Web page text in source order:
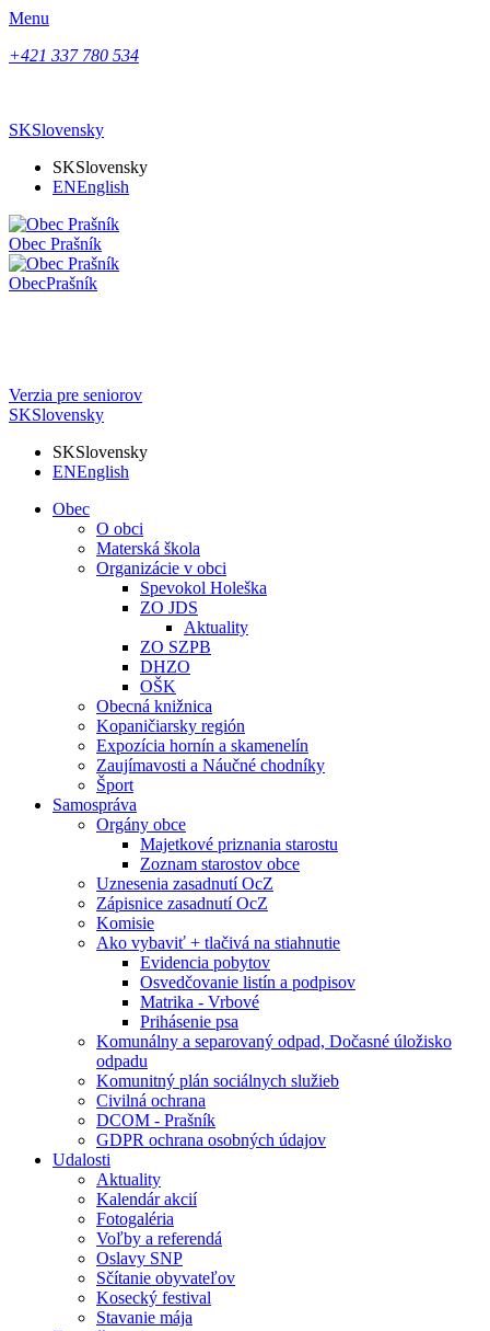
Menu
+421 337 780 534
SKSlovensky
SKSlovensky
ENEnglish
Obec Prašník
ObecPrašník
Verzia pre seniorov
SKSlovensky
SKSlovensky
ENEnglish
Obec
O obci
Materská škola
Organizácie v obci
Spevokol Holeška
ZO JDS
Aktuality
ZO SZPB
DHZO
OŠK
Obecná knižnica
Kopaničiarsky región
Expozícia hornín a skamenelín
Zaujímavosti a Náučné chodníky
Šport
Samospráva
Orgány obce
Majetkové priznania starostu
Zoznam starostov obce
Uznesenia zasadnutí OcZ
Zápisnice zasadnutí OcZ
Komisie
Ako vybaviť + tlačivá na stiahnutie
Evidencia pobytov
Osvedčovanie listín a podpisov
Matrika - Vrbové
Prihásenie psa
Komunálny a separovaný odpad, Dočasné úložisko
odpadu
Komunitný plán sociálnych služieb
Civilná ochrana
DCOM - Prašník
GDPR ochrana osobných údajov
Udalosti
Aktuality
Kalendár akcií
Fotogaléria
Voľby a referendá
Oslavy SNP
Sčítanie obyvateľov
Kosecký festival
Stavanie mája